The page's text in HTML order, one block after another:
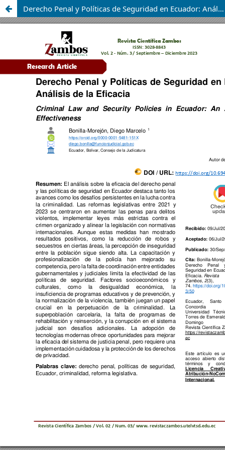
Derecho Penal y Políticas de Seguridad en Ecuador: Análisis de la Eficacia